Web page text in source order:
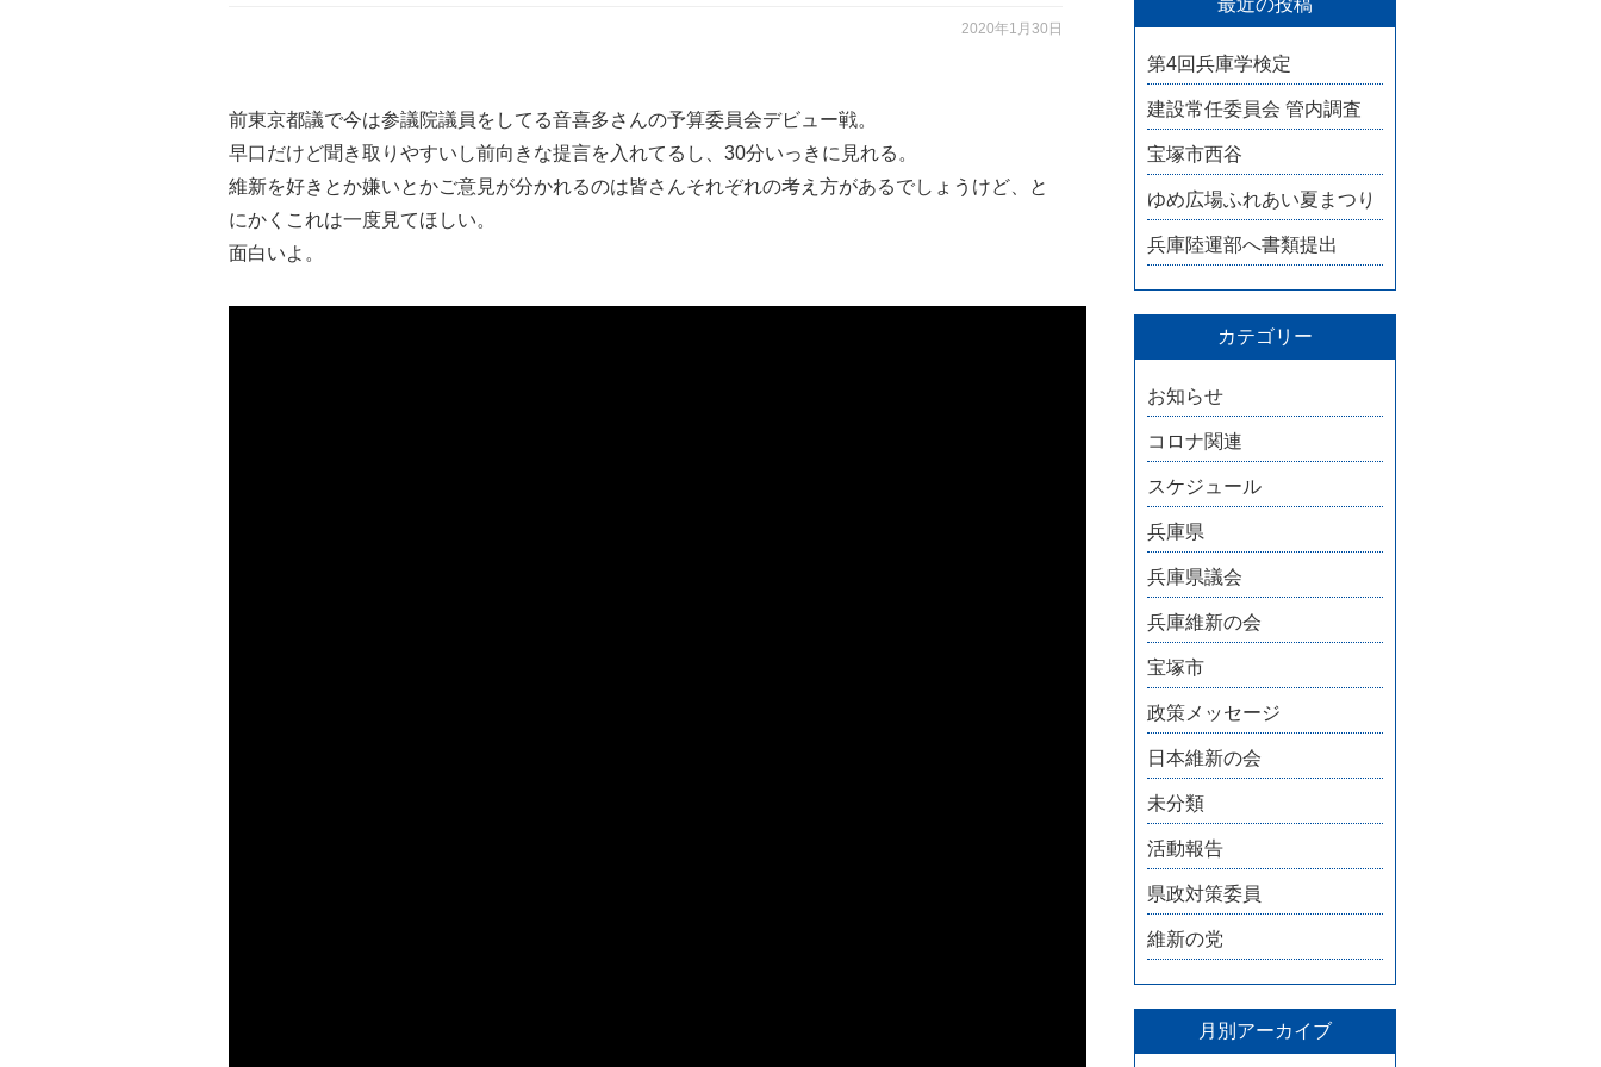
2020年1月30日
前東京都議で今は参議院議員をしてる音喜多さんの予算委員会デビュー戦。
早口だけど聞き取りやすいし前向きな提言を入れてるし、30分いっきに見れる。
維新を好きとか嫌いとかご意見が分かれるのは皆さんそれぞれの考え方があるでしょうけど、と
にかくこれは一度見てほしい。
面白いよ。
最近の投稿
第4回兵庫学検定
建設常任委員会 管内調査
宝塚市西谷
ゆめ広場ふれあい夏まつり
兵庫陸運部へ書類提出
カテゴリー
お知らせ
コロナ関連
スケジュール
兵庫県
兵庫県議会
兵庫維新の会
宝塚市
政策メッセージ
日本維新の会
未分類
活動報告
県政対策委員
維新の党
月別アーカイブ